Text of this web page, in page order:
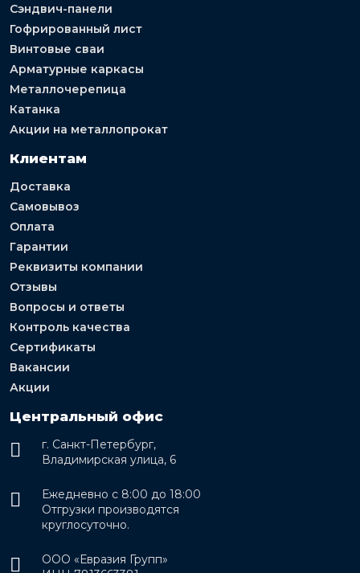
Сэндвич-панели
Гофрированный лист
Винтовые сваи
Арматурные каркасы
Металлочерепица
Катанка
Акции на металлопрокат
Клиентам
Доставка
Самовывоз
Оплата
Гарантии
Реквизиты компании
Отзывы
Вопросы и ответы
Контроль качества
Сертификаты
Вакансии
Акции
Центральный офис
г. Санкт-Петербург,
Владимирская улица, 6
Ежедневно с 8:00 до 18:00
Отгрузки производятся
круглосуточно.
ООО «Евразия Групп»